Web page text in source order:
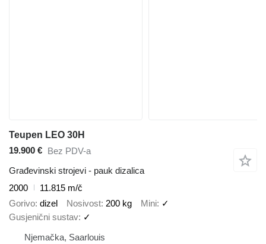
Teupen LEO 30H
19.900 € Bez PDV-a
Građevinski strojevi - pauk dizalica
2000
11.815 m/č
Gorivo dizel Nosivost 200 kg Mini ✓
Gusjenični sustav ✓
Njemačka, Saarlouis